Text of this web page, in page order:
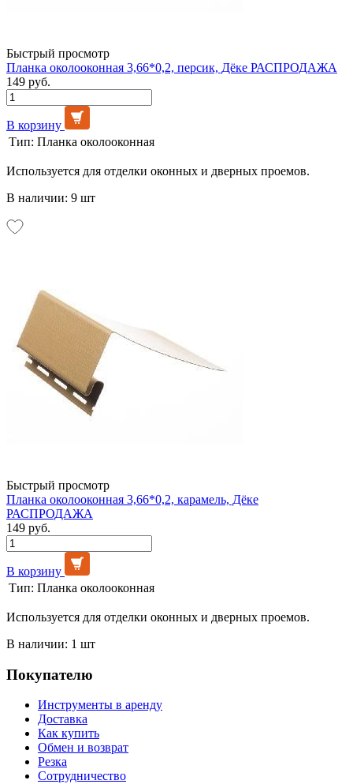
Быстрый просмотр
Планка околооконная 3,66*0,2, персик, Дёке РАСПРОДАЖА
149 руб.
В корзину
Тип: Планка околооконная
Используется для отделки оконных и дверных проемов.
В наличии: 9 шт
Быстрый просмотр
Планка околооконная 3,66*0,2, карамель, Дёке
РАСПРОДАЖА
149 руб.
В корзину
Тип: Планка околооконная
Используется для отделки оконных и дверных проемов.
В наличии: 1 шт
Покупателю
Инструменты в аренду
Доставка
Как купить
Обмен и возврат
Резка
Сотрудничество